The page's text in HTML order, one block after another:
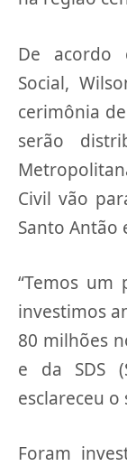
De acordo
Social,
cerimônia
serão
Civil vão
Santo Antão
“Temos um
investimos
80 milhões
e da SDS
esclareceu o
Foram